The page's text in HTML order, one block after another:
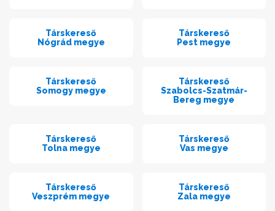
Társkereső
Nógrád megye
Társkereső
Pest megye
Társkereső
Somogy megye
Társkereső
Szabolcs-Szatmár-
Bereg megye
Társkereső
Tolna megye
Társkereső
Vas megye
Társkereső
Veszprém megye
Társkereső
Zala megye